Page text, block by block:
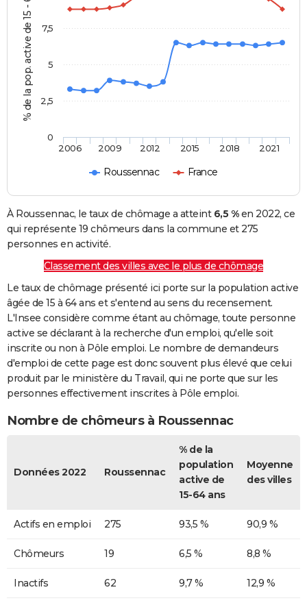
% de la pop. active de 15 - 64 ans
Roussennac France
2006 2009 2012 2015 2018 2021
0
2,5
5
7,5
À Roussennac, le taux de chômage a atteint 6,5 %en 2022, ce
qui représente 19 chômeurs dans la commune et 275
personnes en activité.
Classement des villes avec le plus de chômage
Le taux de chômage présenté ici porte sur la population active
âgée de 15 à 64 ans et s'entend au sens du recensement.
L'Insee considère comme étant au chômage, toute personne
active se déclarant à la recherche d'un emploi, qu'elle soit
inscrite ou non à Pôle emploi. Le nombre de demandeurs
d'emploi de cette page est donc souvent plus élevé que celui
produit par le ministère du Travail, qui ne porte que sur les
personnes effectivement inscrites à Pôle emploi.
Nombre de chômeurs à Roussennac
Données 2022 Roussennac
% de la
population
active de
15-64 ans
Moyenne
des villes
Actifs en emploi 275 93,5 % 90,9 %
Chômeurs 19 6,5 % 8,8 %
Inactifs 62 9,7 % 12,9 %